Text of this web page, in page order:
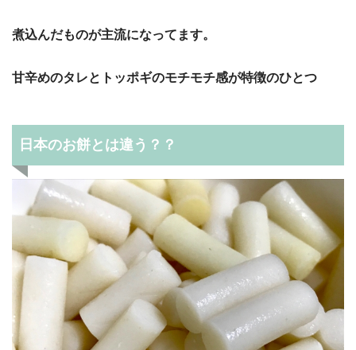
煮込んだものが主流になってます。
甘辛めのタレとトッポギのモチモチ感が特徴のひとつ
日本のお餅とは違う？？